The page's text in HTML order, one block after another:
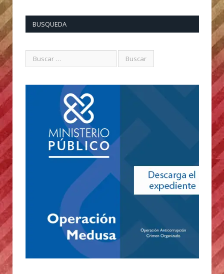
BUSQUEDA